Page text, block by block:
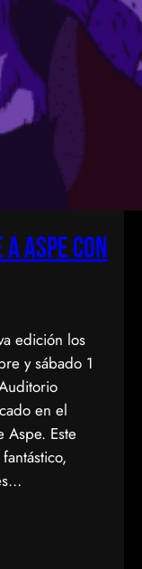
Aspe con
edición los
y sábado 1
en el
Este